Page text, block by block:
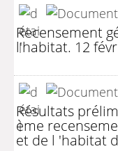
Recensement
l'habitat. 12
Résultats
ème
et de l 'habitat